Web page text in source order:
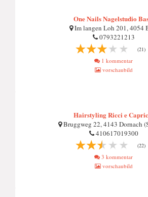
One Nails Nagelstudio
Im langen Loh 201, 4054
0793221213
(21)
1 kommentar
vorschaubild
Hairstyling Ricci e
Bruggweg 22, 4143 Dornach
410617019300
(22)
3 kommentar
vorschaubild